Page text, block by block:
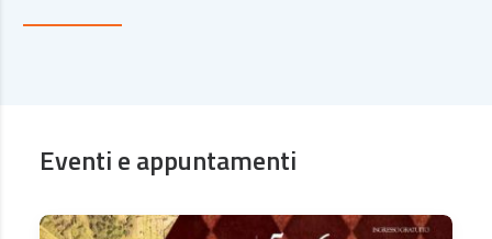
Eventi e appuntamenti